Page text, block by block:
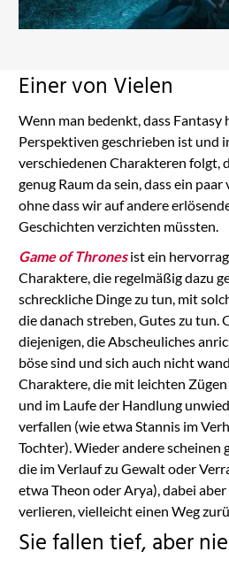
Einer von Vielen
Wenn man bedenkt, dass Fantasy
Perspektiven geschrieben ist und
verschiedenen Charakteren folgt,
genug Raum da sein, dass ein
ohne dass wir auf andere
Geschichten verzichten müssten.
Game of Thronesist ein
Charaktere, die regelmäßig dazu
schreckliche Dinge zu tun, mit
die danach streben, Gutes zu tun.
diejenigen, die Abscheuliches
böse sind und sich auch nicht
Charaktere, die mit leichten
und im Laufe der Handlung
verfallen (wie etwa Stannis im
Tochter). Wieder andere scheinen
die im Verlauf zu Gewalt oder
etwa Theon oder Arya), dabei
verlieren, vielleicht einen Weg
Sie fallen tief, aber